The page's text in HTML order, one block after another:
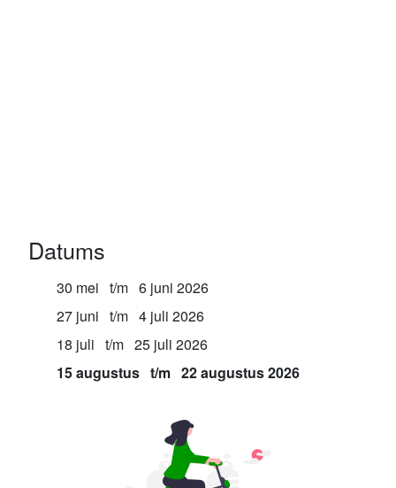
Datums
30 mei t/m 6 juni 2026
27 juni t/m 4 juli 2026
18 juli t/m 25 juli 2026
15 augustus t/m 22 augustus 2026